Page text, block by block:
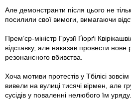
Але демонстранти після цього не
посилили свої вимоги, вимагаючи
Прем’єр-міністр Грузії Ґіорґі
відставку, але наказав провести нове
резонансного вбивства.
Хоча мотиви протестів у Тбілісі
вивели на вулиці тисячі вірмен, але
сусідів у поваленні нелюбого їм уряду.